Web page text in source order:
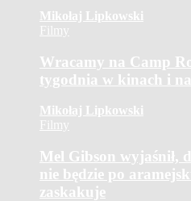
Mikołaj Lipkowski
Filmy
Wracamy na Camp
tygodnia w kinach i
Mikołaj Lipkowski
Filmy
Mel Gibson wyjaśnił,
nie będzie po
zaskakuje